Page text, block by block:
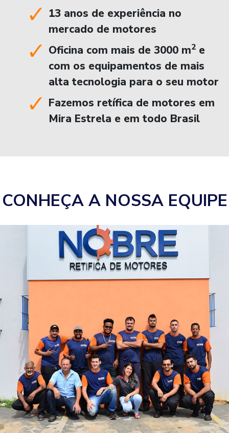
13 anos de experiência no
mercado de motores
Oficina com mais de 3000 m2 e
com os equipamentos de mais
alta tecnologia para o seu motor
Fazemos retífica de motores em
Mira Estrela e em todo Brasil
CONHEÇA A NOSSA EQUIPE